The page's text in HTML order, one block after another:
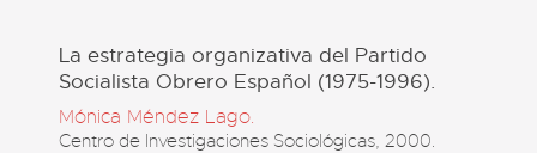
La estrategia organizativa del Partido
Socialista Obrero Español (1975-1996).
Mónica Méndez Lago.
Centro de Investigaciones Sociológicas, 2000.